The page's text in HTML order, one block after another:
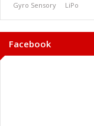
Gyro Sensory
LiPo
Facebook